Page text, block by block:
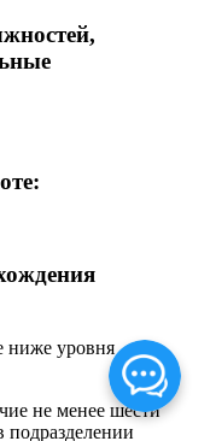
ниже уровня
не менее шести
подразделении